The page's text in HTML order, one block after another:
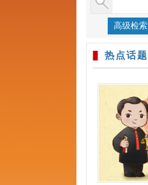
高级检索
热点话题